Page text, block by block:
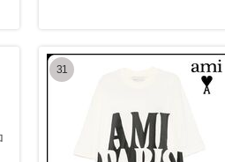
31